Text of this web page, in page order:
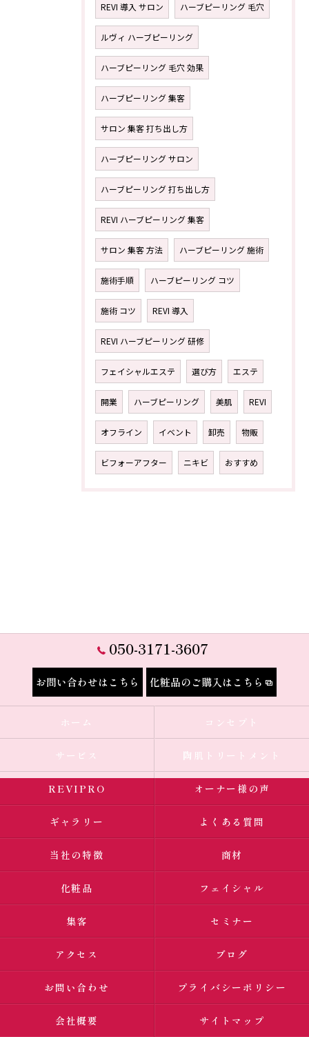
REVI 導入 サロン ハーブピーリング 毛穴
ルヴィ ハーブピーリング
ハーブピーリング 毛穴 効果
ハーブピーリング 集客
サロン 集客 打ち出し方
ハーブピーリング サロン
ハーブピーリング 打ち出し方
REVI ハーブピーリング 集客
サロン 集客 方法 ハーブピーリング 施術
施術手順 ハーブピーリング コツ
施術 コツ REVI 導入
REVI ハーブピーリング 研修
フェイシャルエステ 選び方 エステ
開業 ハーブピーリング 美肌 REVI
オフライン イベント 卸売 物販
ビフォーアフター ニキビ おすすめ
050-3171-3607
お問い合わせはこちら 化粧品のご購入はこちら
ホーム コンセプト
サービス 陶肌トリートメント
REVIPRO オーナー様の声
ギャラリー よくある質問
当社の特徴 商材
化粧品 フェイシャル
集客 セミナー
アクセス ブログ
お問い合わせ プライバシーポリシー
会社概要 サイトマップ